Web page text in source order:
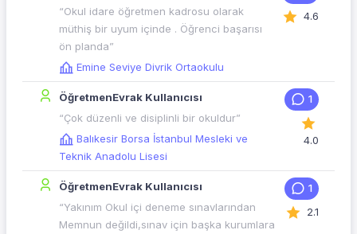
“Okul idare öğretmen kadrosu olarak
müthiş bir uyum içinde . Öğrenci başarısı
ön planda”
Emine Seviye Divrik Ortaokulu
4.6
ÖğretmenEvrak Kullanıcısı
“Çok düzenli ve disiplinli bir okuldur”
Balıkesir Borsa İstanbul Mesleki ve
Teknik Anadolu Lisesi
1
4.0
ÖğretmenEvrak Kullanıcısı
“Yakınım Okul içi deneme sınavlarından
Memnun değildi,sınav için başka kurumlara
1
2.1